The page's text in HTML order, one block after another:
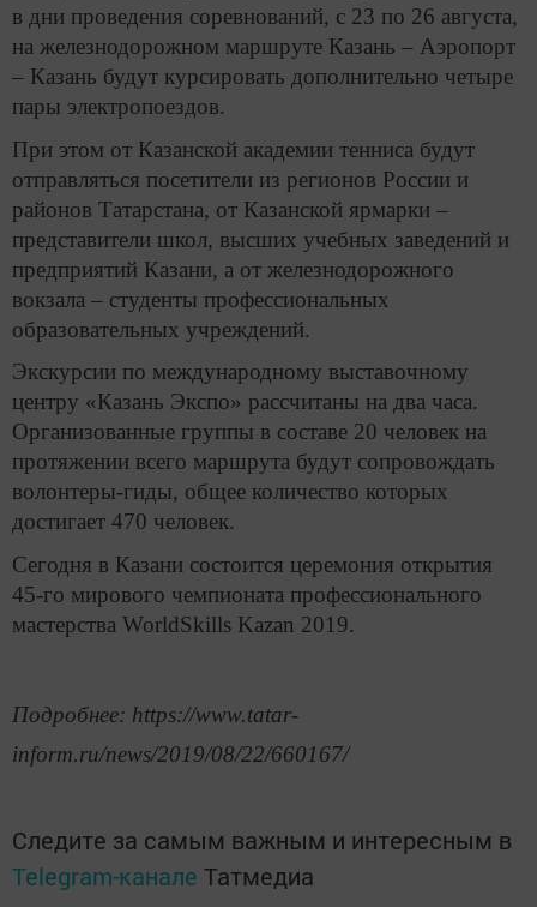
в дни проведения соревнований, с 23 по 26 августа,
на железнодорожном маршруте Казань – Аэропорт
– Казань будут курсировать дополнительно четыре
пары электропоездов.
При этом от Казанской академии тенниса будут
отправляться посетители из регионов России и
районов Татарстана, от Казанской ярмарки –
представители школ, высших учебных заведений и
предприятий Казани, а от железнодорожного
вокзала – студенты профессиональных
образовательных учреждений.
Экскурсии по международному выставочному
центру «Казань Экспо» рассчитаны на два часа.
Организованные группы в составе 20 человек на
протяжении всего маршрута будут сопровождать
волонтеры-гиды, общее количество которых
достигает 470 человек.
Сегодня в Казани состоится церемония открытия
45-го мирового чемпионата профессионального
мастерства WorldSkills Kazan 2019.
Подробнее: https://www.tatar-
inform.ru/news/2019/08/22/660167/
Следите за самым важным и интересным в
Telegram-канале Татмедиа